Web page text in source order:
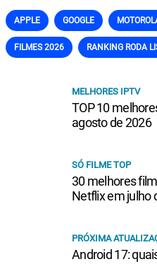
APPLE GOOGLE
FILMES 2026 RANKING RODA
MELHORES IPTV
TOP 10
agosto de 2026
SÓ FILME TOP
30 melhores
Netflix em julho
PRÓXIMA
Android 17: